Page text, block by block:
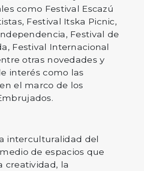
como Festival Escazú
Festival Itska Picnic,
Festival de
Festival Internacional
otras novedades y
interés como las
el marco de los
interculturalidad del
de espacios que
creatividad, la